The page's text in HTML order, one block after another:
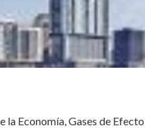
la Economía,Gases de